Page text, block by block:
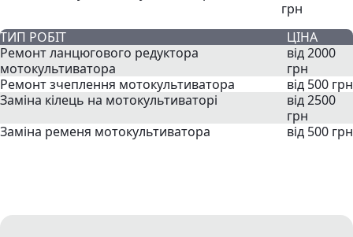
грн
ТИП РОБІТ
ЦІНА
Ремонт ланцюгового редуктора
мотокультиватора
від 2000
грн
Ремонт зчеплення мотокультиватора
від 500 грн
Заміна кілець на мотокультиваторі
від 2500
грн
Заміна ременя мотокультиватора
від 500 грн